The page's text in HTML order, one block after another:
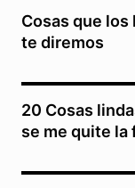
Cosas que
te diremos
20 Cosas
se me quite la